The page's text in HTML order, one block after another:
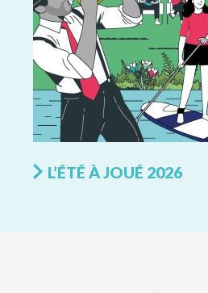
L’ÉTÉ À JOUÉ 2026